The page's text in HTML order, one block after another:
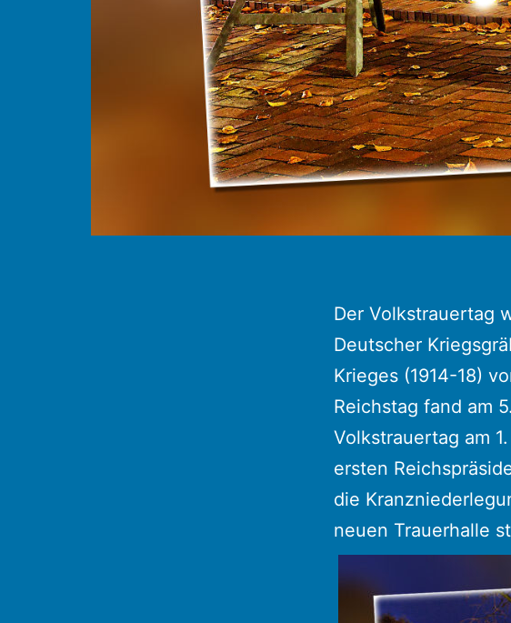
Der Volkstrauertag
Deutscher
Krieges (1914-18)
Reichstag fand am
Volkstrauertag am
ersten
die
neuen Trauerhalle